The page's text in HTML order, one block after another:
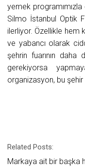
yemek
Silmo İstanbul Optik
ilerliyor. Özellikle hem
ve yabancı olarak
şehrin fuarının
gerekiyorsa
organizasyon, bu
Related Posts:
Markaya ait bir başka